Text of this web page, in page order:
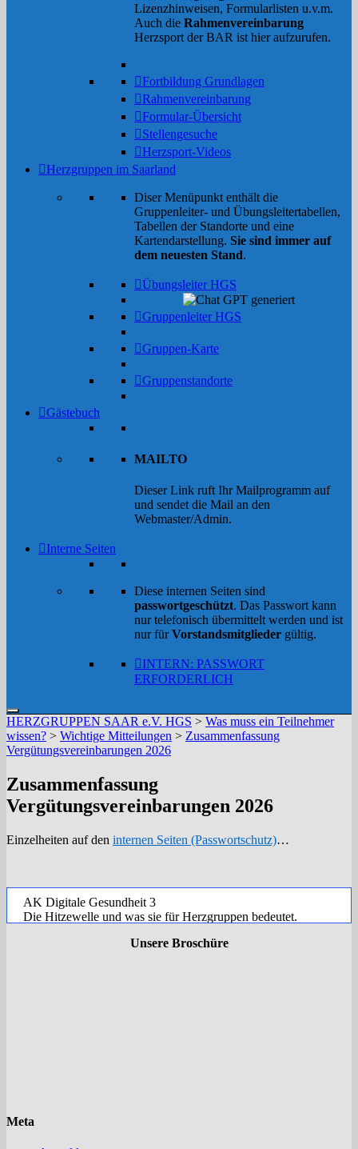
Lizenzhinweisen, Formularlisten u.v.m.
Auch die Rahmenvereinbarung
Herzsport der BAR ist hier aufzurufen.
Fortbildung Grundlagen
Rahmenvereinbarung
Formular-Übersicht
Stellengesuche
Herzsport-Videos
Herzgruppen im Saarland
Diser Menüpunkt enthält die
Gruppenleiter- und Übungsleitertabellen,
Tabellen der Standorte und eine
Kartendarstellung. Sie sind immer auf
dem neuesten Stand.
Übungsleiter HGS
Gruppenleiter HGS
Gruppen-Karte
Gruppenstandorte
Gästebuch
MAILTO
Dieser Link ruft Ihr Mailprogramm auf
und sendet die Mail an den
Webmaster/Admin.
Interne Seiten
Diese internen Seiten sind
passwortgeschützt. Das Passwort kann
nur telefonisch übermittelt werden und ist
nur fürVorstandsmitglieder gültig.
INTERN: PASSWORT
ERFORDERLICH
HERZGRUPPEN SAAR e.V. HGS > Was muss ein Teilnehmer
wissen? > Wichtige Mitteilungen > Zusammenfassung
Vergütungsvereinbarungen 2026
Zusammenfassung
Vergütungsvereinbarungen 2026
Einzelheiten auf den internen Seiten (Passwortschutz)…
AK Digitale Gesundheit 3
Die Hitzewelle und was sie für Herzgruppen bedeutet.
AK Digital-Gesundheit 1Unsere Broschüre
Meta